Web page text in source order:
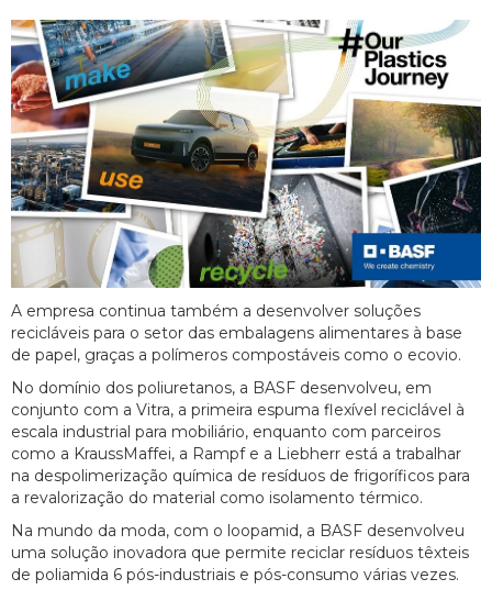
A empresa continua também a desenvolver soluções
recicláveis para o setor das embalagens alimentares à base
de papel, graças a polímeros compostáveis como o ecovio.
No domínio dos poliuretanos, a BASF desenvolveu, em
conjunto com a Vitra, a primeira espuma flexível reciclável à
escala industrial para mobiliário, enquanto com parceiros
como a KraussMaffei, a Rampf e a Liebherr está a trabalhar
na despolimerização química de resíduos de frigoríficos para
a revalorização do material como isolamento térmico.
Na mundo da moda, com o loopamid, a BASF desenvolveu
uma solução inovadora que permite reciclar resíduos têxteis
de poliamida 6 pós-industriais e pós-consumo várias vezes.